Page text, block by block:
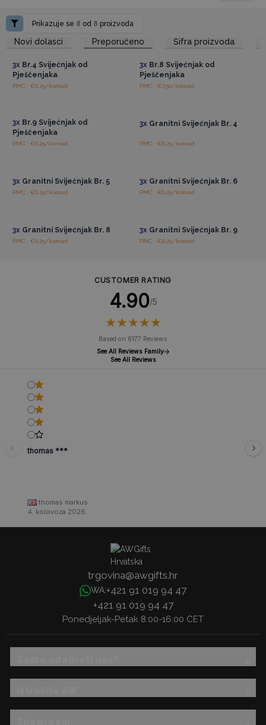
Požurite i naručite svoj sretan broj već danas!
Prikazuje se 8 od 8 proizvoda
Novi dolasci Preporučeno Šifra proizvoda
Pristup veleprodajnim
cijenama
3x Br.4 Svijećnjak od
Pješčenjaka
PMC : €6.25/komad
Pristup veleprodajnim
cijenama
3x Br.8 Svijećnjak od
Pješčenjaka
PMC : €7.50/komad
3x Br.9 Svijećnjak od
Pješčenjaka
PMC : €6.25/komad
3x Granitni Svijećnjak Br. 4
PMC : €6.25/komad
3x Granitni Svijećnjak Br. 5
PMC : €6.25/komad
3x Granitni Svijećnjak Br. 6
PMC : €6.25/komad
3x Granitni Svijećnjak Br. 8
PMC : €6.25/komad
3x Granitni Svijećnjak Br. 9
PMC : €6.25/komad
CUSTOMER RATING
4.90/5
★★★★★
★★★★★
Based on 6177 Reviews
See All Reviews Family
See All Reviews
thomas ***
thomas markus
4. kolovoza 2026.
trgovina@awgifts.hr
WA:+421 91 019 94 47
+421 91 019 94 47
Ponedjeljak-Petak 8:00-16:00 CET